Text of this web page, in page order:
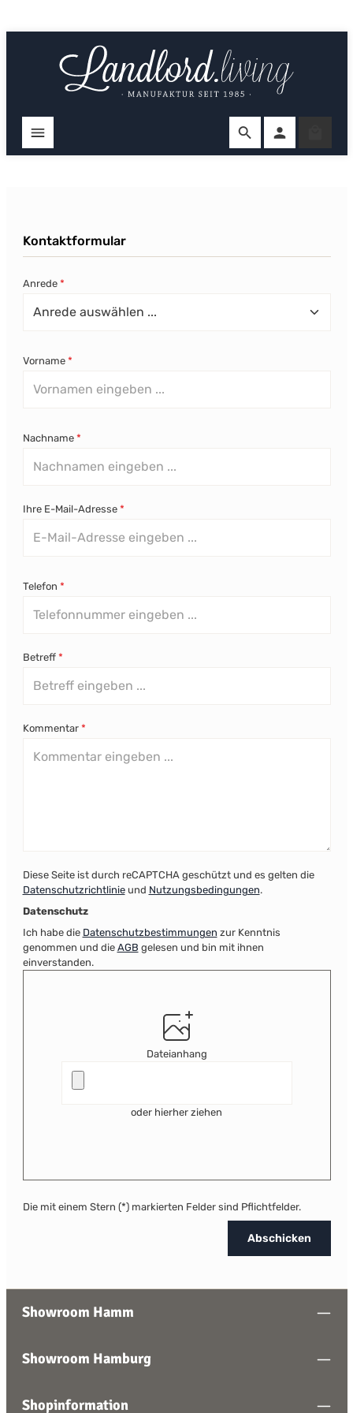
Kontaktformular
Anrede *
Vorname *
Nachname *
Ihre E-Mail-Adresse *
Telefon *
Betreff *
Kommentar *
Diese Seite ist durch reCAPTCHA geschützt und es gelten die
Datenschutzrichtlinieund Nutzungsbedingungen.
Datenschutz
Ich habe die Datenschutzbestimmungen zur Kenntnis
genommen und die AGB gelesen und bin mit ihnen
einverstanden.
Dateianhang
oder hierher ziehen
Die mit einem Stern (*) markierten Felder sind Pflichtfelder.
Abschicken
Showroom Hamm
Showroom Hamburg
Shopinformation